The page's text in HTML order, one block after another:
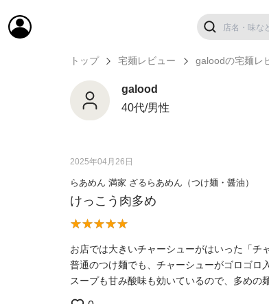
トップ 宅麺レビュー galoodの宅麺レ
galood
40代/男性
2025年04月26日
らあめん 満家 ざるらあめん（つけ麺・醤油）
けっこう肉多め
お店では大きいチャーシューがはいった「チ
普通のつけ麺でも、チャーシューがゴロゴロ
スープも甘み酸味も効いているので、多めの